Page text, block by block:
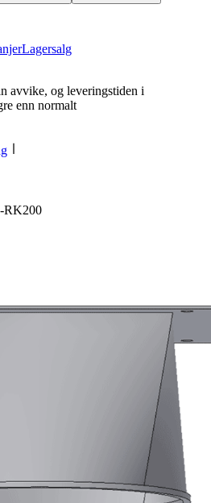
Lagersalg
avvike, og leveringstiden i
enn normalt
RK200